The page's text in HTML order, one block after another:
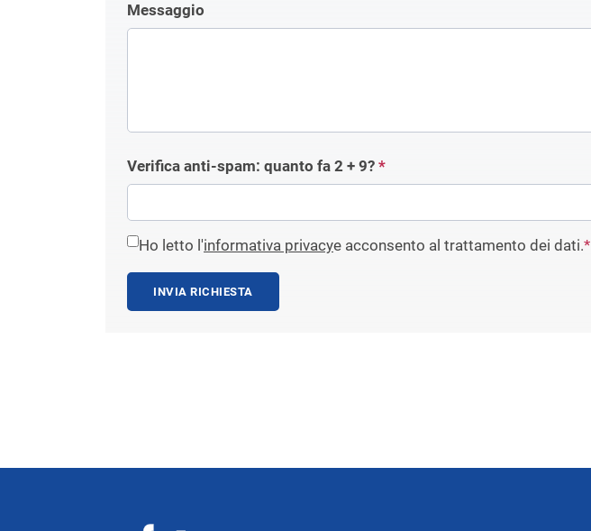
Messaggio
Verifica anti-spam: quanto fa 2 + 9? *
Ho letto l'informativa privacye acconsento al trattamento dei dati.*
INVIA RICHIESTA